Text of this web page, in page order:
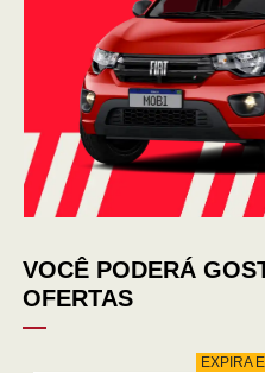
VOCÊ PODERÁ
OFERTAS
EXPIRA